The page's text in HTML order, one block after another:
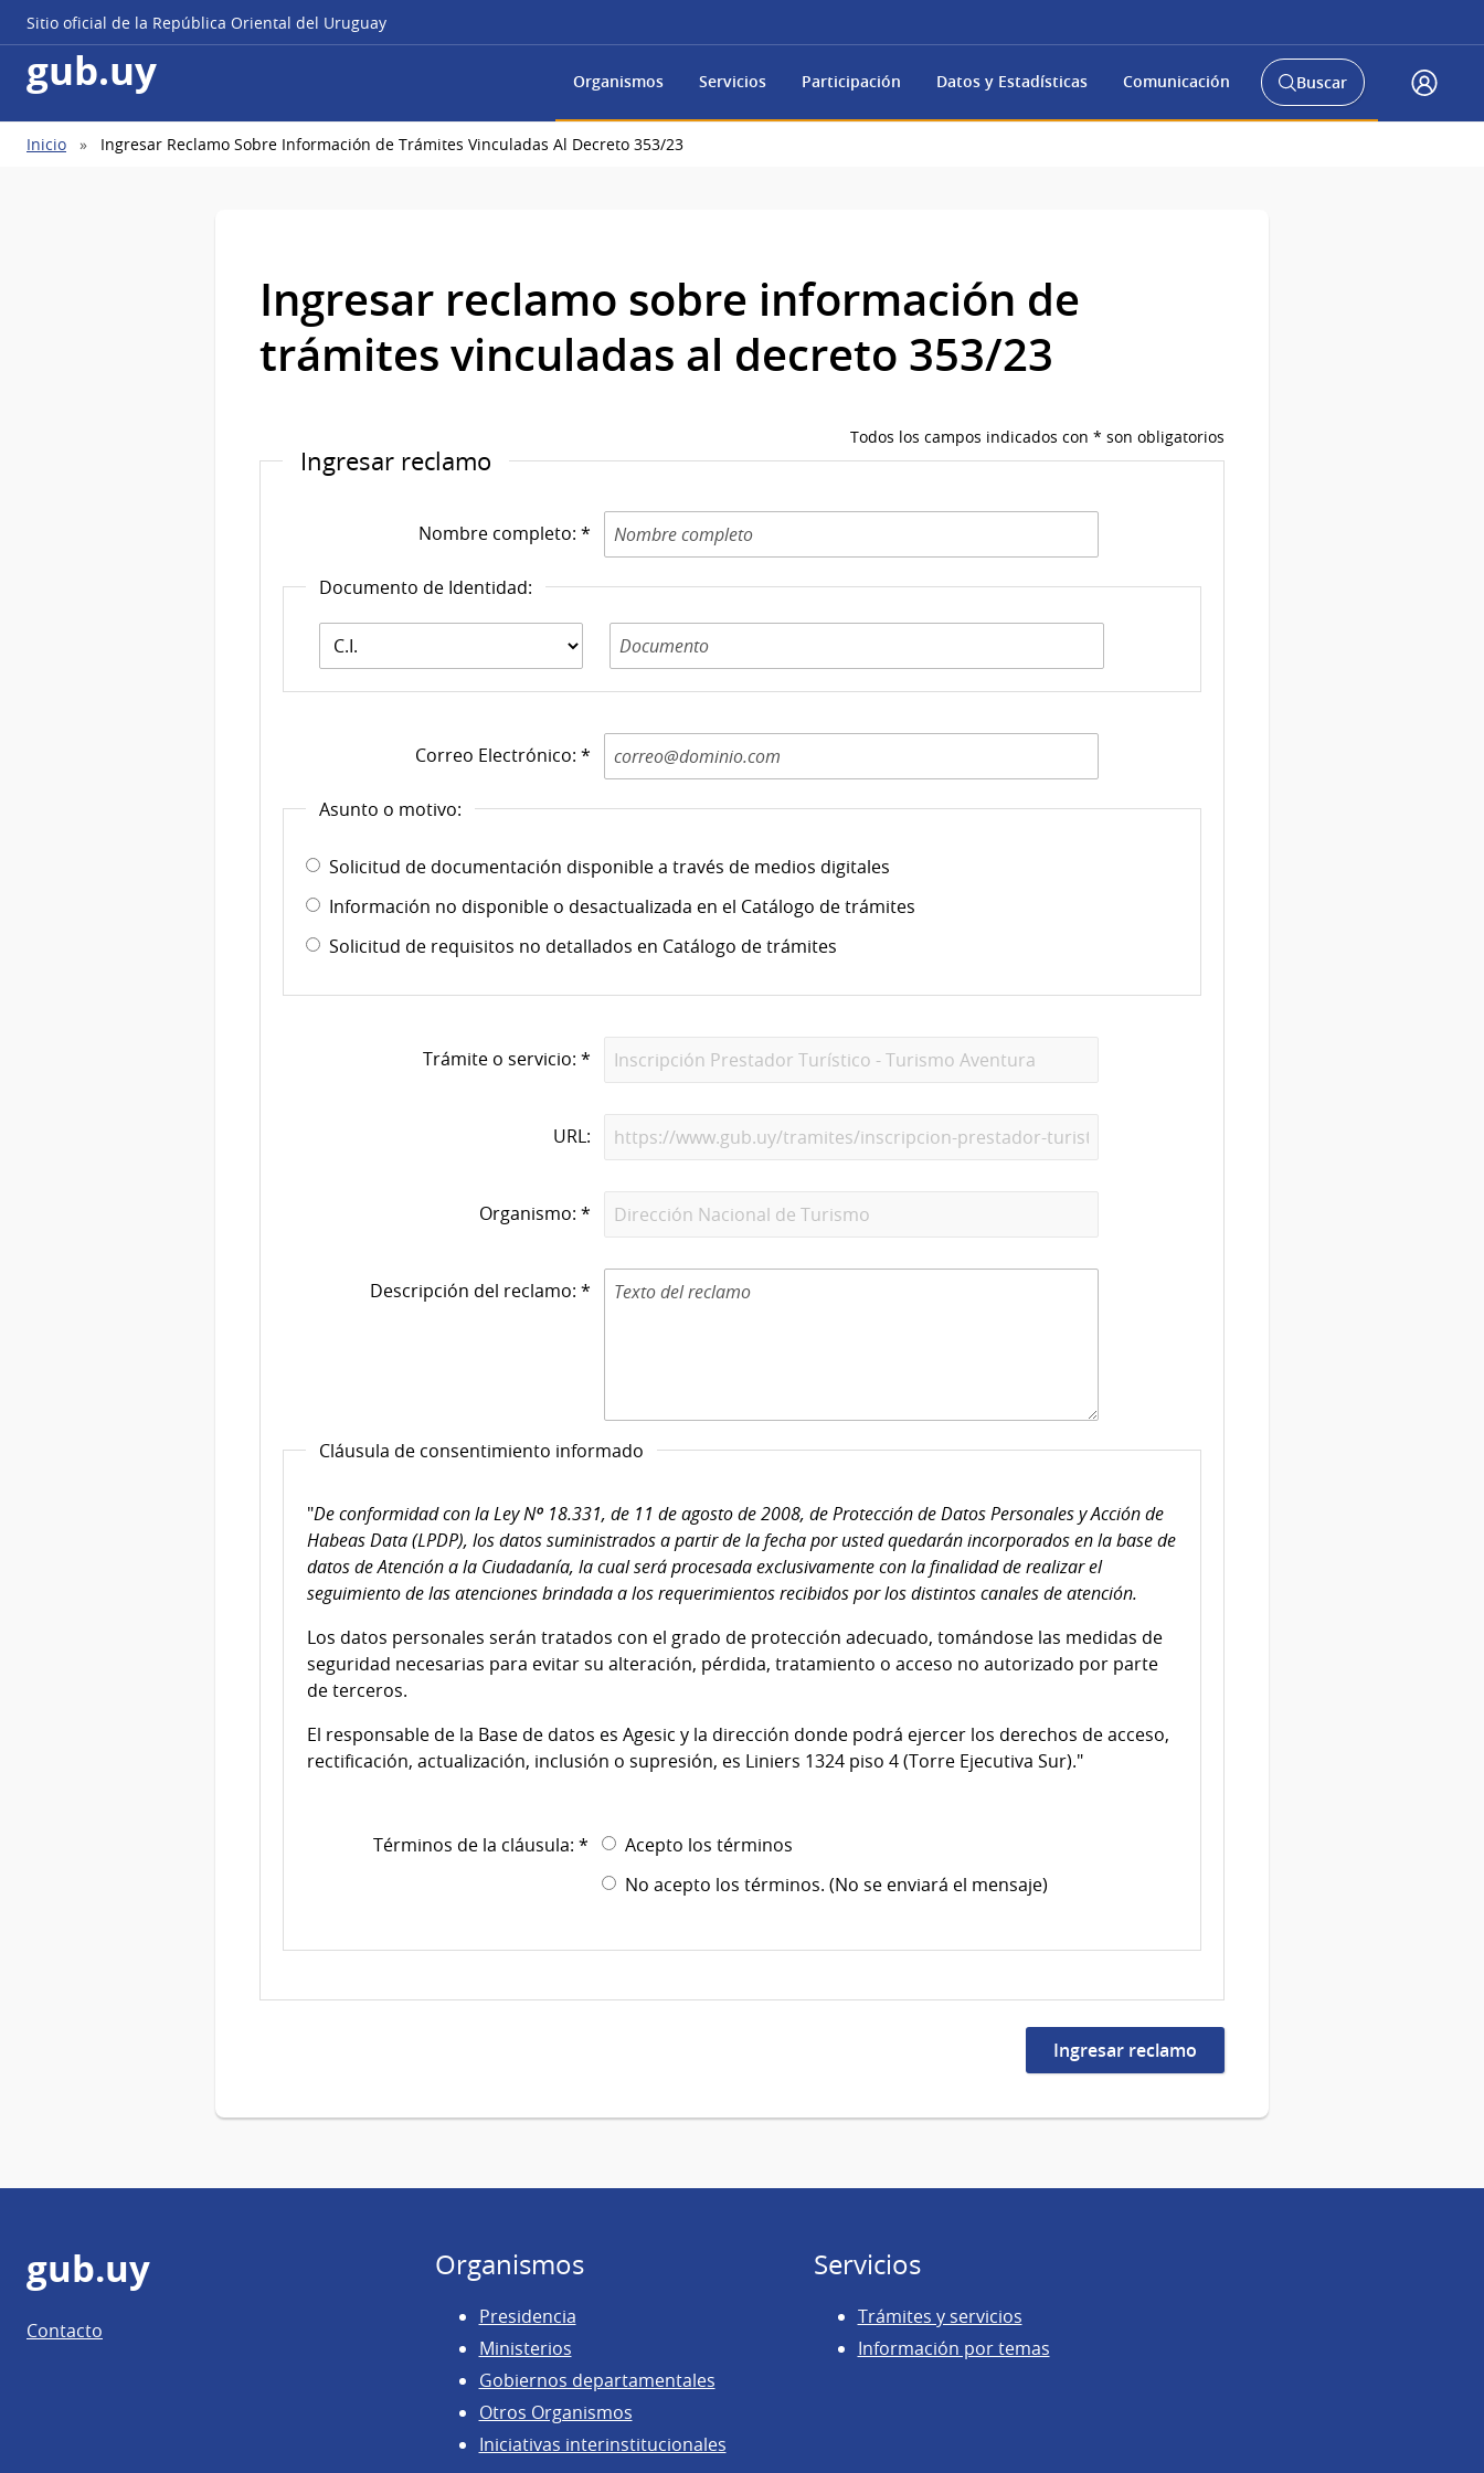
Sitio oficial de la República Oriental del Uruguay
gub.uy Organismos Servicios Participación Datos y Estadísticas Comunicación
Abrir
buscador
Buscar
Acceso
Ruta
Inicio Ingresar Reclamo Sobre Información de Trámites Vinculadas Al Decreto 353/23
Ingresar reclamo sobre información de
trámites vinculadas al decreto 353/23
Todos los campos indicados con * son obligatorios
Ingresar reclamo
Nombre completo: *
Documento de Identidad:
Documento
de
Identidad:
Documento de
Identidad N: *
Correo Electrónico: *
Asunto o motivo:
Solicitud de documentación disponible a través de medios digitales
Información no disponible o desactualizada en el Catálogo de trámites
Solicitud de requisitos no detallados en Catálogo de trámites
Trámite o servicio: *
URL:
Organismo: *
Descripción del reclamo: *
Cláusula de consentimiento informado
"De conformidad con la Ley Nº 18.331, de 11 de agosto de 2008, de Protección de Datos Personales y Acción de
Habeas Data (LPDP), los datos suministrados a partir de la fecha por usted quedarán incorporados en la base de
datos de Atención a la Ciudadanía, la cual será procesada exclusivamente con la finalidad de realizar el
seguimiento de las atenciones brindada a los requerimientos recibidos por los distintos canales de atención.
Los datos personales serán tratados con el grado de protección adecuado, tomándose las medidas de
seguridad necesarias para evitar su alteración, pérdida, tratamiento o acceso no autorizado por parte
de terceros.
El responsable de la Base de datos es Agesic y la dirección donde podrá ejercer los derechos de acceso,
rectificación, actualización, inclusión o supresión, es Liniers 1324 piso 4 (Torre Ejecutiva Sur)."
Términos de la cláusula: *
Acepto los términos
No acepto los términos. (No se enviará el mensaje)
Pie
de
página
gub.uy
Contacto
Organismos
Presidencia
Ministerios
Gobiernos departamentales
Otros Organismos
Iniciativas interinstitucionales
Servicios
Trámites y servicios
Información por temas